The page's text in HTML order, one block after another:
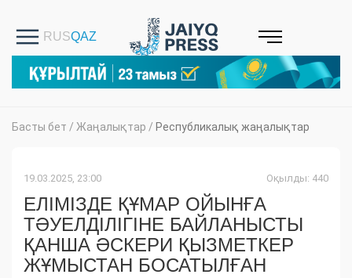
Басты бет / Жаңалықтар / Республикалық жаңалықтар
19.03.2025, 23:00 Оқылды: 440
ЕЛІМІЗДЕ ҚҰМАР ОЙЫНҒА
ТӘУЕЛДІЛІГІНЕ БАЙЛАНЫСТЫ
ҚАНША ӘСКЕРИ ҚЫЗМЕТКЕР
ЖҰМЫСТАН БОСАТЫЛҒАН